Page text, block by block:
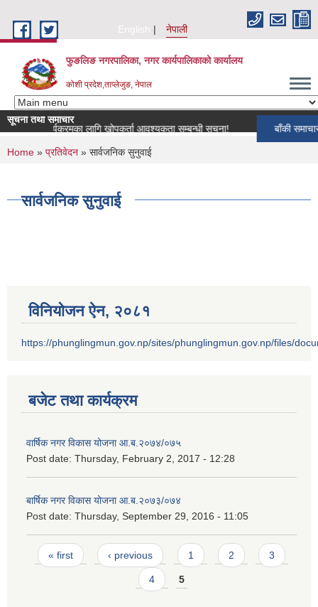
English
नेपाली
फुङलिङ नगरपालिका, नगर कार्यपालिकाको कार्यालय
कोशी प्रदेश,ताप्लेजुङ, नेपाल
सूचना तथा समाचार
कार्यक्रमका लागि खोपकर्ता आवश्यकता सम्बन्धी सूचना!
बाँकी समाचार
You are here
Home » प्रतिवेदन » सार्वजनिक सुनुवाई
सार्वजनिक सुनुवाई
विनियोजन ऐन‚ २०८१
https://phunglingmun.gov.np/sites/phunglingmun.gov.np/files/
बजेट तथा कार्यक्रम
वार्षिक नगर विकास योजना आ.ब.२०७४/०७५
Post date: Thursday, February 2, 2017 - 12:28
बार्षिक नगर विकास योजना आ.ब.२०७३/०७४
Post date: Thursday, September 29, 2016 - 11:05
Pages
« first ‹ previous 1 2 3
4 5